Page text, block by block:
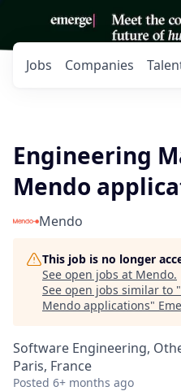
Jobs Companies
Engineering
Mendo
Mendo
This job is no longer
See open jobs at Mendo.
See open jobs similar to "
Mendo applications"
Software Engineering,
Paris, France
Posted 6+ months ago